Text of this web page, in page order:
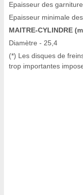
Epaisseur des
Epaisseur minimale
MAITRE-CYLINDRE
Diamètre - 25,4
(*) Les disques de
trop importantes